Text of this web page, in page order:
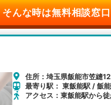
そんな時は無料相談窓
住所：埼玉県飯能市笠縫
最寄り駅： 東飯能駅 / 飯
アクセス：東飯能駅から徒